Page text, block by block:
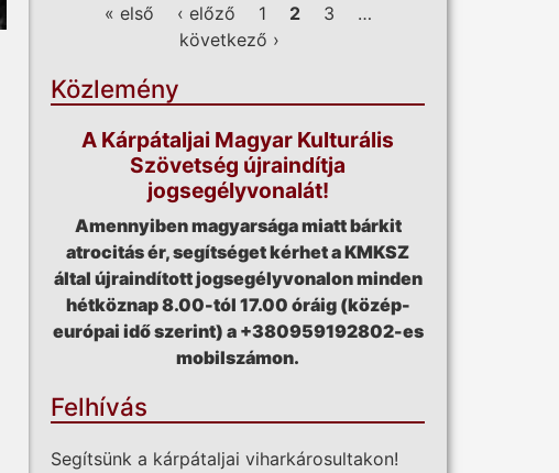
Oldalak
« első ‹ előző 1 2 3
…
következő ›
Közlemény
A Kárpátaljai Magyar Kulturális
Szövetség újraindítja
jogsegélyvonalát!
Amennyiben magyarsága miatt bárkit
atrocitás ér, segítséget kérhet a KMKSZ
által újraindított jogsegélyvonalon minden
hétköznap 8.00-tól 17.00 óráig (közép-
európai idő szerint) a +380959192802-es
mobilszámon.
Felhívás
Segítsünk a kárpátaljai viharkárosultakon!